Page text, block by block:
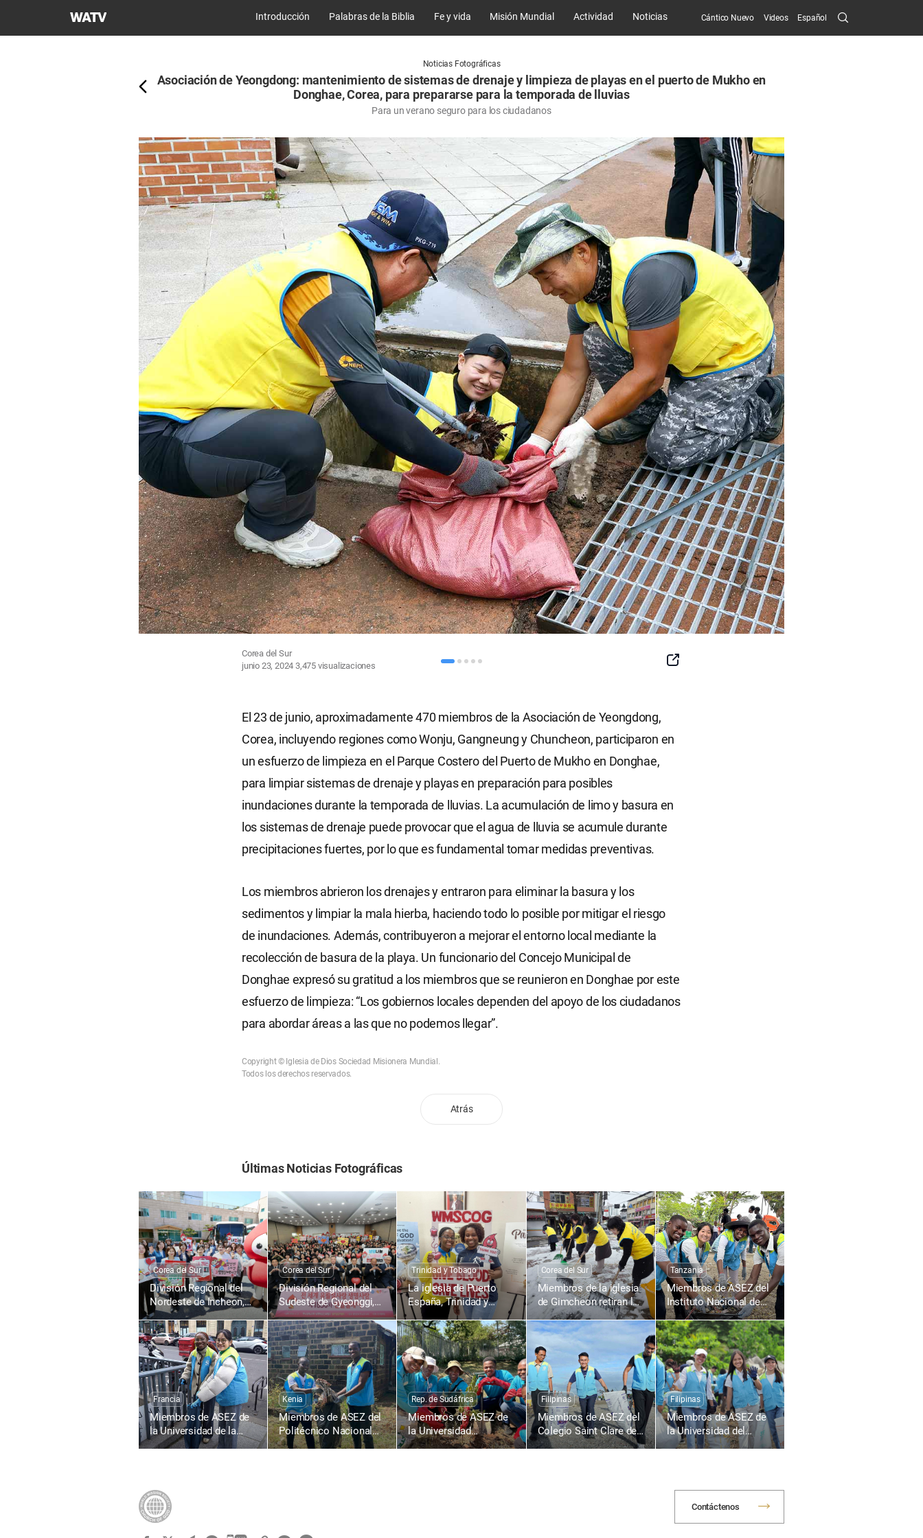
Iglesia
Misionera
Introducción Palabras de la Biblia Fe y vida Misión Mundial Actividad Noticias Cántico Nuevo Videos Español Search
Submit
Noticias Fotográficas
Asociación de Yeongdong: mantenimiento de sistemas de drenaje y limpieza de playas en el puerto de Mukho en
Donghae, Corea, para prepararse para la temporada de lluvias
Para un verano seguro para los ciudadanos
Corea del Sur
junio 23, 2024 3,475 visualizaciones
SNS
El 23 de junio, aproximadamente 470 miembros de la Asociación de Yeongdong,
Corea, incluyendo regiones como Wonju, Gangneung y Chuncheon, participaron en
un esfuerzo de limpieza en el Parque Costero del Puerto de Mukho en Donghae,
para limpiar sistemas de drenaje y playas en preparación para posibles
inundaciones durante la temporada de lluvias. La acumulación de limo y basura en
los sistemas de drenaje puede provocar que el agua de lluvia se acumule durante
precipitaciones fuertes, por lo que es fundamental tomar medidas preventivas.
Los miembros abrieron los drenajes y entraron para eliminar la basura y los
sedimentos y limpiar la mala hierba, haciendo todo lo posible por mitigar el riesgo
de inundaciones. Además, contribuyeron a mejorar el entorno local mediante la
recolección de basura de la playa. Un funcionario del Concejo Municipal de
Donghae expresó su gratitud a los miembros que se reunieron en Donghae por este
esfuerzo de limpieza: “Los gobiernos locales dependen del apoyo de los ciudadanos
para abordar áreas a las que no podemos llegar”.
Copyright © Iglesia de Dios Sociedad Misionera Mundial.
Todos los derechos reservados.
Atrás
Últimas Noticias Fotográficas
Corea del Sur
División Regional del
Nordeste de Incheon,
Corea: 1895.ª Campaña
de Donación de Sangre
para la Vida con el
Amor de la Pascua en
Todo el Mundo
Corea del Sur
División Regional del
Sudeste de Gyeonggi,
Corea: 1836.ª Campaña
de Donación de Sangre
para la Vida con el
Amor de la Pascua en
Todo el Mundo
Trinidad y Tobago
La iglesia de Puerto
España, Trinidad y
Tobago, realiza la
1804.ª Campaña de
Donación de Sangre
para la Vida con el
Amor de la Pascua en
Todo el Mundo
Corea del Sur
Miembros de la iglesia
de Gimcheon retiran la
nieve en la calle
Gimcheon-ro, Namsan-
dong
Tanzania
Miembros de ASEZ del
Instituto Nacional de
Transporte de Tanzania
contribuyen a un
entorno local limpio
mediante la limpieza de
calles
Francia
Miembros de ASEZ de
la Universidad de la
Sorbona, Francia,
Kenia
Miembros de ASEZ del
Politécnico Nacional
de Kisumu, Kenia,
Rep. de Sudáfrica
Miembros de ASEZ de
la Universidad
Tecnológica de
Filipinas
Miembros de ASEZ del
Colegio Saint Clare de
Caloocan, Filipinas,
Filipinas
Miembros de ASEZ de
la Universidad del
Sureste de Filipinas
Contáctenos